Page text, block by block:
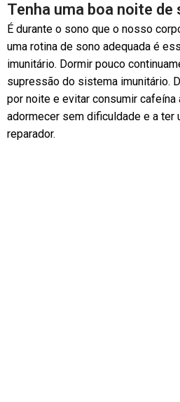
Tenha uma boa noite de
É durante o sono que o nosso
uma rotina de sono adequada é
imunitário. Dormir pouco
supressão do sistema imunitário.
por noite e evitar consumir
adormecer sem dificuldade e a ter
reparador.